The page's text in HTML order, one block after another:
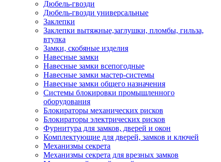
Дюбель-гвозди
Дюбель-гвозди универсальные
Заклепки
Заклепки вытяжные,заглушки, пломбы, гильза,
втулка
Замки, скобяные изделия
Навесные замки
Навесные замки всепогодные
Навесные замки мастер-системы
Навесные замки общего назначения
Системы блокировки промышленного
оборудования
Блокираторы механических рисков
Блокираторы электрических рисков
Фурнитура для замков, дверей и окон
Комплектующие для дверей, замков и ключей
Механизмы секрета
Механизмы секрета для врезных замков